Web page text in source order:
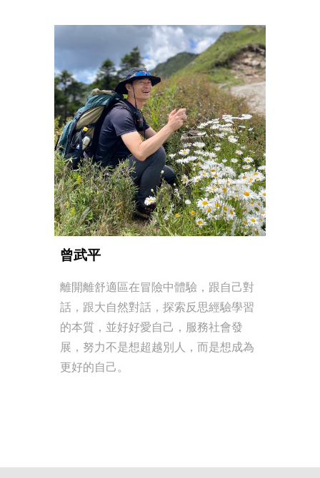
曾武平
離開離舒適區在冒險中體驗，跟自己對
話，跟大自然對話，探索反思經驗學習
的本質，並好好愛自己，服務社會發
展，努力不是想超越別人，而是想成為
更好的自己。